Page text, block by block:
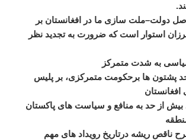
.
دولت–ملت سازی ما در افغانستان بر
استوار است که ضرورت به تجدید نظر
به شدت متمرکز
پشتون ها برحکومت متمرکزی، بر پلیس
افغانستان
بیش از حد به منافع و سیاست های پاکستان
ناقص ریشه درتاریخ رویداد های مهم